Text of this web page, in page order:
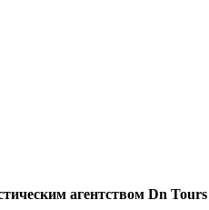
агентством Dn Tours